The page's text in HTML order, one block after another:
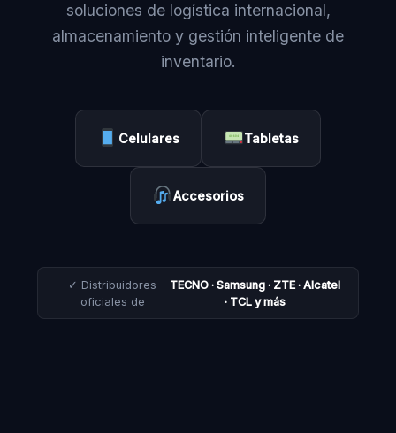
soluciones de logística internacional,
almacenamiento y gestión inteligente de
inventario.
Celulares Tabletas
Accesorios
✓ Distribuidores
oficiales de
TECNO · Samsung · ZTE · Alcatel
· TCL y más